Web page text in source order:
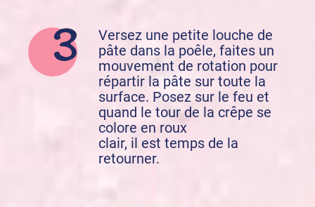
Versez une petite louche de
pâte dans la poêle, faites un
mouvement de rotation pour
répartir la pâte sur toute la
surface. Posez sur le feu et
quand le tour de la crêpe se
colore en roux
clair, il est temps de la
retourner.